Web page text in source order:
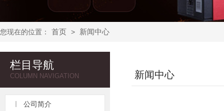
您现在的位置： 首页 > 新闻中心
栏目导航
COLUMN NAVIGATION
公司简介
新闻中心